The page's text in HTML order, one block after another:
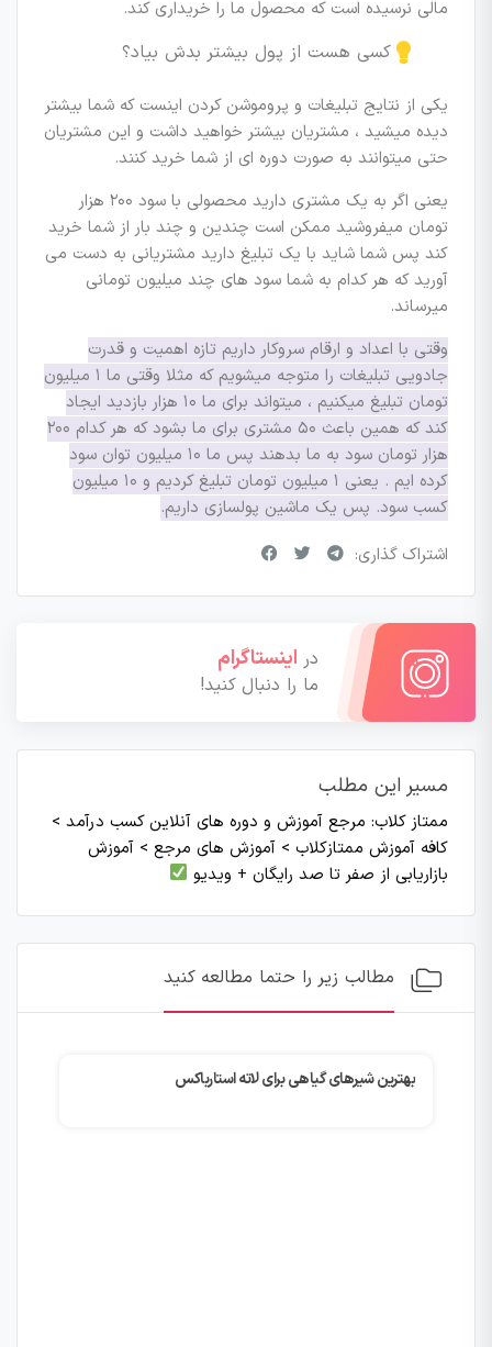
مالی نرسیده است که محصول ما را خریداری کند.
کسی هست از پول بیشتر بدش بیاد؟
یکی از نتایج تبلیغات و پروموشن کردن اینست که شما بیشتر
دیده میشید ، مشتریان بیشتر خواهید داشت و این مشتریان
حتی میتوانند به صورت دوره ای از شما خرید کنند.
یعنی اگر به یک مشتری دارید محصولی با سود ۲۰۰ هزار
تومان میفروشید ممکن است چندین و چند بار از شما خرید
کند پس شما شاید با یک تبلیغ دارید مشتریانی به دست می
آورید که هر کدام به شما سود های چند میلیون تومانی
میرساند.
وقتی با اعداد و ارقام سروکار داریم تازه اهمیت و قدرت
جادویی تبلیغات را متوجه میشویم که مثلا وقتی ما ۱ میلیون
تومان تبلیغ میکنیم ، میتواند برای ما ۱۰ هزار بازدید ایجاد
کند که همین باعث ۵۰ مشتری برای ما بشود که هر کدام ۲۰۰
هزار تومان سود به ما بدهند پس ما ۱۰ میلیون توان سود
کرده ایم . یعنی ۱ میلیون تومان تبلیغ کردیم و ۱۰ میلیون
کسب سود. پس یک ماشین پولسازی داریم.
اشتراک گذاری:
در اینستاگرام
ما را دنبال کنید!
مسیر این مطلب
ممتاز کلاب: مرجع آموزش و دوره های آنلاین کسب درآمد >
کافه آموزش ممتازکلاب > آموزش های مرجع > آموزش
بازاریابی از صفر تا صد رایگان + ویدیو
مطالب زیر را حتما مطالعه کنید
بهترین شیرهای گیاهی برای لاته استارباکس